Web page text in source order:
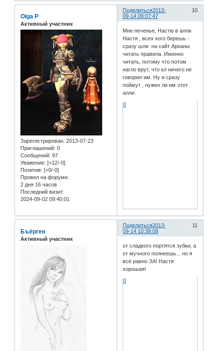
Поделиться 10
2013-
09-14 09:07:47
Olga P
Активный участник
Зарегистрирован: 2013-07-23
Приглашений: 0
Сообщений: 97
Уважение: [+12/-0]
Позитив: [+0/-0]
Провел на форуме:
2 дня 16 часов
Последний визит:
2024-09-02 09:40:01
Мне печенье, Настю в алли.
Настя , всех кого берешь -
сразу шли на сайт Арканы
читать правила. Именно
читать, потому что потом
нагло врут, что кл ничего не
говорил им. Ну и сразу
поймут , нужен ли им этот
алли.
0
Поделиться 11
2013-
09-14 10:38:08
Бъёрген
Активный участник
от сладкого портятся зубки, а
от мучного полнеешь... но я
всё равно ЗА! Настя
хорошая!
0